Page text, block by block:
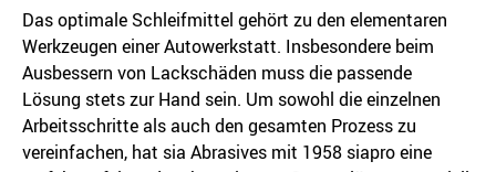
Das optimale Schleifmittel gehört zu den elementaren
Werkzeugen einer Autowerkstatt. Insbesondere beim
Ausbessern von Lackschäden muss die passende
Lösung stets zur Hand sein. Um sowohl die einzelnen
Arbeitsschritte als auch den gesamten Prozess zu
vereinfachen, hat sia Abrasives mit 1958 siapro eine